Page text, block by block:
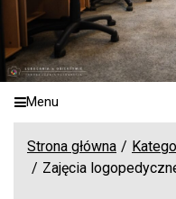
Menu
Strona główna
Zajęcia